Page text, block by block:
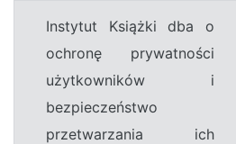
Instytut Książki dba o
ochronę prywatności
użytkowników i
bezpieczeństwo
przetwarzania ich